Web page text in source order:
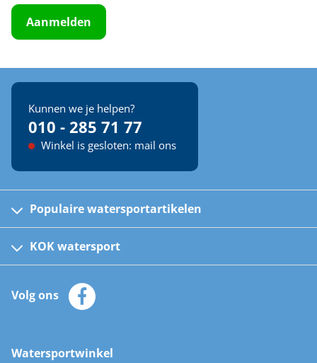
Aanmelden
Kunnen we je helpen?
010 - 285 71 77
Winkel is gesloten: mail ons
Populaire watersportartikelen
Fusion bootradio's
Kinder reddingsvesten
Automatische reddingsvesten
Zeilkleding
Zonnepanelen
AIS transponders
KOK watersport
Watersportwinkel
Klantenservice
Merken
Vacatures
Volg ons
Watersportwinkel